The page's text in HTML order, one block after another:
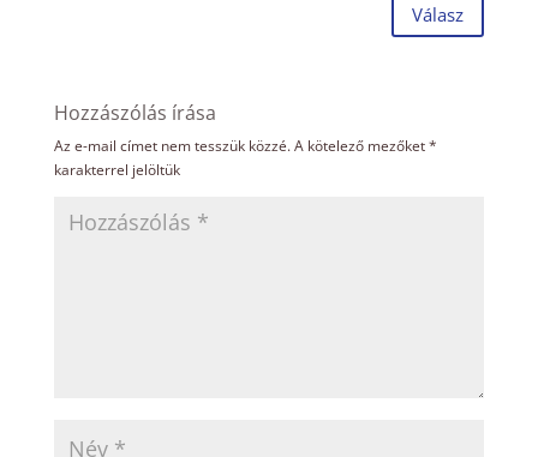
Válasz
Hozzászólás írása
Az e-mail címet nem tesszük közzé.A kötelező mezőket*
karakterrel jelöltük